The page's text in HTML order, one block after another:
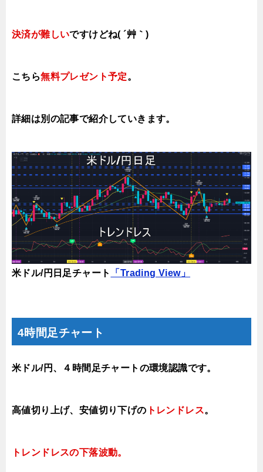
決済が難しいですけどね( ´艸｀)
こちら無料プレゼント予定。
詳細は別の記事で紹介していきます。
米ドル/円日足チャート 「Trading View」
4時間足チャート
米ドル/円、４時間足チャートの環境認識です。
高値切り上げ、安値切り下げの トレンドレス。
トレンドレスの下落波動。